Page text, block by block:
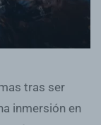
tras ser
inmersión en